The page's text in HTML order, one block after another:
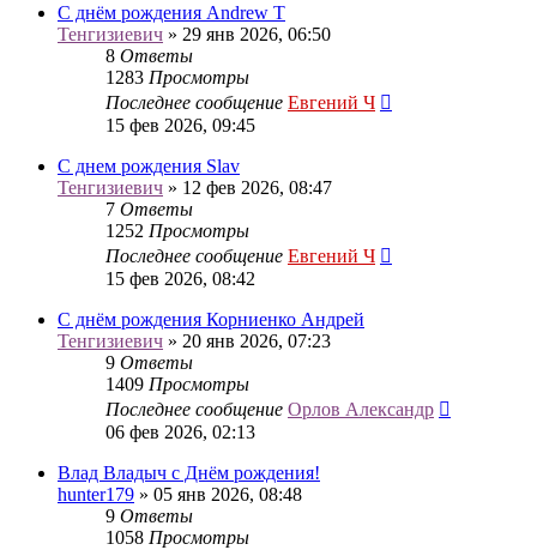
С днём рождения Andrew T
Тенгизиевич » 29 янв 2026, 06:50
8 Ответы
1283 Просмотры
Последнее сообщение Евгений Ч
15 фев 2026, 09:45
С днем рождения Slav
Тенгизиевич » 12 фев 2026, 08:47
7 Ответы
1252 Просмотры
Последнее сообщение Евгений Ч
15 фев 2026, 08:42
С днём рождения Корниенко Андрей
Тенгизиевич » 20 янв 2026, 07:23
9 Ответы
1409 Просмотры
Последнее сообщение Орлов Александр
06 фев 2026, 02:13
Влад Владыч с Днём рождения!
hunter179 » 05 янв 2026, 08:48
9 Ответы
1058 Просмотры